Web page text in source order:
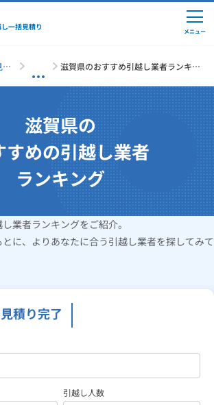
一括見積り
相場
ンキング
シミュレーション
メニュー
積
滋賀県のおすすめ引越し業者ランキン
滋賀県の
すめの引越し業者
ランキング
業者ランキングをご紹介。
に、よりあなたに合う引越し業者を探してみて
積り完了
引越し人数